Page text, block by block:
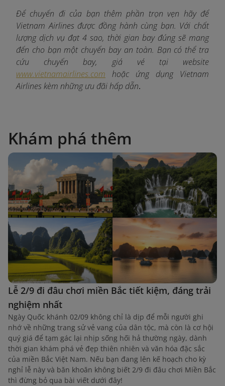
Để chuyến đi của bạn thêm phần trọn vẹn hãy để
Vietnam Airlines được đồng hành cùng bạn. Với chất
lượng dịch vụ đạt 4 sao, thời gian bay đúng sẽ mang
đến cho bạn một chuyến bay an toàn. Bạn có thể tra
cứu chuyến bay, giá vé tại website
www.vietnamairlines.com hoặc ứng dụng Vietnam
Airlines kèm những ưu đãi hấp dẫn.
Khám phá thêm
Lễ 2/9 đi đâu chơi miền Bắc tiết kiệm, đáng trải
nghiệm nhất
Ngày Quốc khánh 02/09 không chỉ là dịp để mỗi người ghi
nhớ về những trang sử vẻ vang của dân tộc, mà còn là cơ hội
quý giá để tạm gác lại nhịp sống hối hả thường ngày, dành
thời gian khám phá vẻ đẹp thiên nhiên và văn hóa đặc sắc
của miền Bắc Việt Nam. Nếu bạn đang lên kế hoạch cho kỳ
nghỉ lễ này và băn khoăn không biết 2/9 đi đâu chơi Miền Bắc
thì đừng bỏ qua bài viết dưới đây!